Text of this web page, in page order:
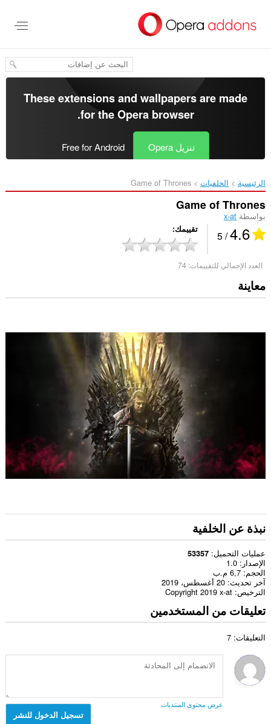
المحتوى
These extensions and wallpapers are made
for theOpera browser
.
تنزيل Opera Free for Android
الرئيسية الخلفيات Game of Thrones‎
Game of Thrones
بواسطة x-at
4.6
/ 5 تقييمك
العدد الإجمالي للتقييمات: 74
معاينة
نبذة عن الخلفية
عمليات التحميل 53357
الإصدار
1.0
الحجم 6,7 م.ب
آخر تحديث 20 أغسطس، 2019
الترخيص Copyright 2019 x-at
تعليقات من المستخدمين
التعليقات: 7
عرض محتوى المنتديات
تسجيل الدخول للنشر